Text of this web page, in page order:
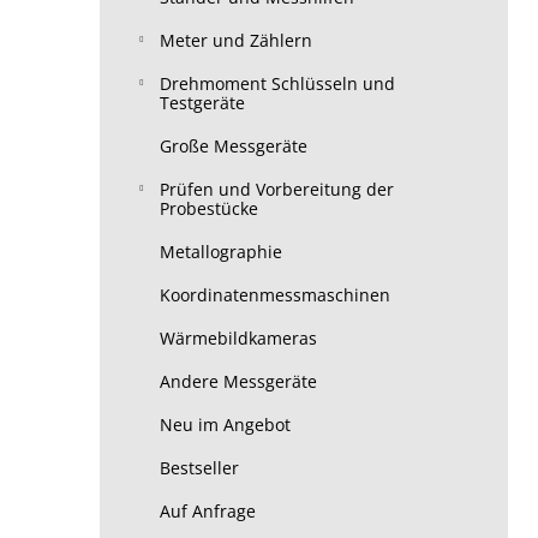
Meter und Zählern
Drehmoment Schlüsseln und
Testgeräte
Große Messgeräte
Prüfen und Vorbereitung der
Probestücke
Metallographie
Koordinatenmessmaschinen
Wärmebildkameras
Andere Messgeräte
Neu im Angebot
Bestseller
Auf Anfrage